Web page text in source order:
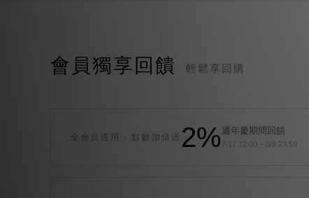
會員獨享回饋 輕鬆享回購
全會員適用 · 點數加倍送 2% 週年慶期間回饋
7/17 12:00 – 8/9 23:59